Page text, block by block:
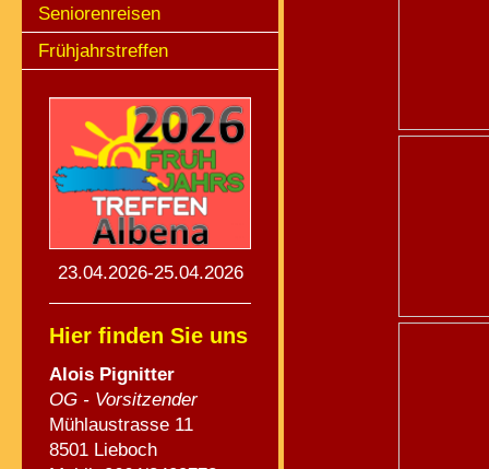
Seniorenreisen
Frühjahrstreffen
23.04.2026-25.04.2026
Hier finden Sie uns
Alois Pignitter
OG - Vorsitzender
Mühlaustrasse 11
8501 Lieboch